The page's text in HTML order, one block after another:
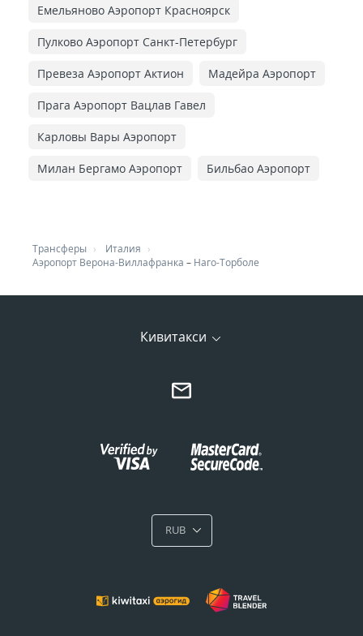
Емельяново Аэропорт Красноярск
Пулково Аэропорт Санкт-Петербург
Превеза Аэропорт Актион Мадейра Аэропорт
Прага Аэропорт Вацлав Гавел
Карловы Вары Аэропорт
Милан Бергамо Аэропорт Бильбао Аэропорт
Трансферы
Италия
Аэропорт Верона-Виллафранка – Наго-Торболе
Кивитакси
RUB